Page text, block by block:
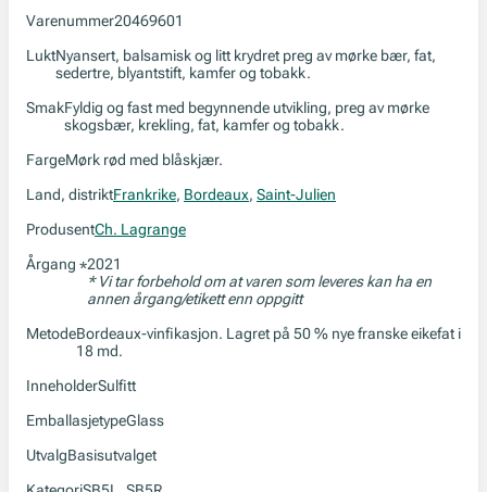
Varenummer20469601
LuktNyansert, balsamisk og litt krydret preg av mørke bær, fat,
sedertre, blyantstift, kamfer og tobakk.
SmakFyldig og fast med begynnende utvikling, preg av mørke
skogsbær, krekling, fat, kamfer og tobakk.
FargeMørk rød med blåskjær.
Land, distriktFrankrike, Bordeaux, Saint-Julien
ProdusentCh. Lagrange
Årgang *2021
* Vi tar forbehold om at varen som leveres kan ha en
annen årgang/etikett enn oppgitt
MetodeBordeaux-vinfikasjon. Lagret på 50 % nye franske eikefat i
18 md.
InneholderSulfitt
EmballasjetypeGlass
UtvalgBasisutvalget